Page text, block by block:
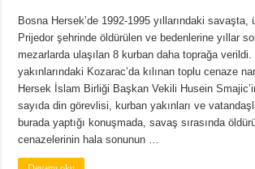
Bosna Hersek’de 1992-1995 yıllarındaki
Prijedor şehrinde öldürülen ve bedenlerine yıllar
mezarlarda ulaşılan 8 kurban daha toprağa
yakınlarındaki Kozarac’da kılınan toplu cenaze
Hersek İslam Birliği Başkan Vekili Husein
sayıda din görevlisi, kurban yakınları ve
burada yaptığı konuşmada, savaş sırasında
cenazelerinin hala sonunun …